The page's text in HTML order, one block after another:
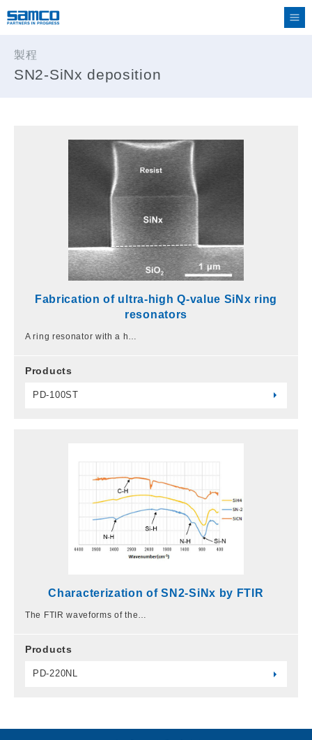
製程
SN2-SiNx deposition
Fabrication of ultra-high Q-value SiNx ring
resonators
A ring resonator with a h…
Products
PD-100ST
Characterization of SN2-SiNx by FTIR
The FTIR waveforms of the…
Products
PD-220NL